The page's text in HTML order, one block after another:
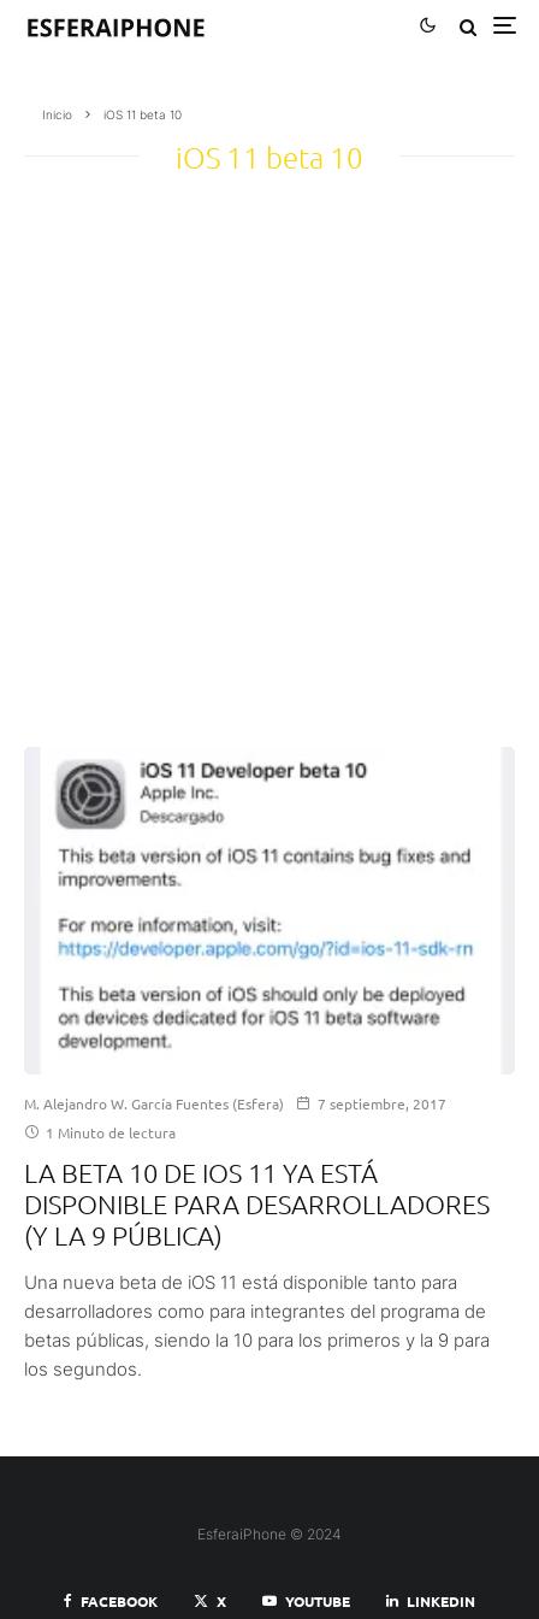
Inicio iOS 11 beta 10
iOS 11 beta 10
M. Alejandro W. García Fuentes (Esfera)
7 septiembre, 2017
1 Minuto de lectura
LA BETA 10 DE IOS 11 YA ESTÁ
DISPONIBLE PARA DESARROLLADORES
(Y LA 9 PÚBLICA)
Una nueva beta de iOS 11 está disponible tanto para
desarrolladores como para integrantes del programa de
betas públicas, siendo la 10 para los primeros y la 9 para
los segundos.
EsferaiPhone © 2024
FACEBOOK X YOUTUBE LINKEDIN